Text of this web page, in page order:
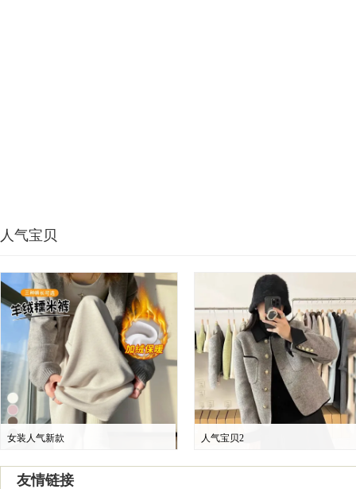
人气宝贝
女装人气新款 人气宝贝2
友情链接